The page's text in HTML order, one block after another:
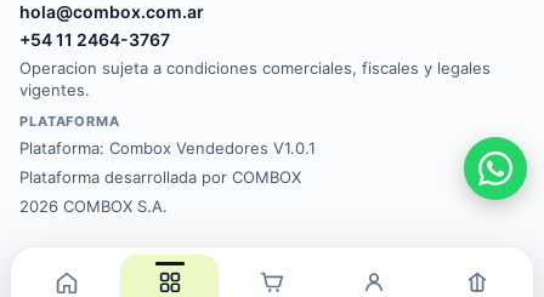
hola@combox.com.ar
+54 11 2464-3767
Operacion sujeta a condiciones comerciales, fiscales y legales
vigentes.
PLATAFORMA
Plataforma: Combox Vendedores V1.0.1
Plataforma desarrollada por COMBOX
2026 COMBOX S.A.